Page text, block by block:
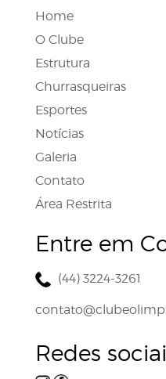
Home
O Clube
Estrutura
Churrasqueiras
Esportes
Notícias
Galeria
Contato
Área Restrita
Entre em
(44) 3224-3261
Redes